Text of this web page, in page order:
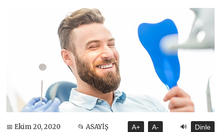
📅 Ekim 20, 2020 📂 ASAYİŞ A+ A- 🔊 Dinle